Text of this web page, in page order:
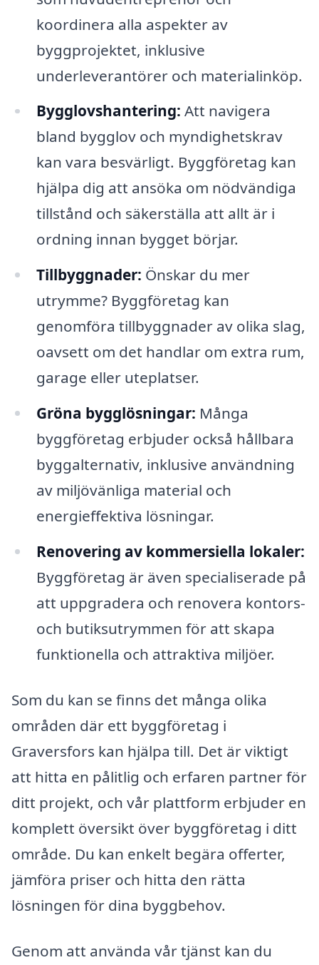
koordinera alla aspekter av
byggprojektet, inklusive
underleverantörer och materialinköp.
Bygglovshantering: Att navigera
bland bygglov och myndighetskrav
kan vara besvärligt. Byggföretag kan
hjälpa dig att ansöka om nödvändiga
tillstånd och säkerställa att allt är i
ordning innan bygget börjar.
Tillbyggnader: Önskar du mer
utrymme? Byggföretag kan
genomföra tillbyggnader av olika slag,
oavsett om det handlar om extra rum,
garage eller uteplatser.
Gröna bygglösningar: Många
byggföretag erbjuder också hållbara
byggalternativ, inklusive användning
av miljövänliga material och
energieffektiva lösningar.
Renovering av kommersiella lokaler:
Byggföretag är även specialiserade på
att uppgradera och renovera kontors-
och butiksutrymmen för att skapa
funktionella och attraktiva miljöer.
Som du kan se finns det många olika
områden där ett byggföretag i
Graversfors kan hjälpa till. Det är viktigt
att hitta en pålitlig och erfaren partner för
ditt projekt, och vår plattform erbjuder en
komplett översikt över byggföretag i ditt
område. Du kan enkelt begära offerter,
jämföra priser och hitta den rätta
lösningen för dina byggbehov.
Genom att använda vår tjänst kan du